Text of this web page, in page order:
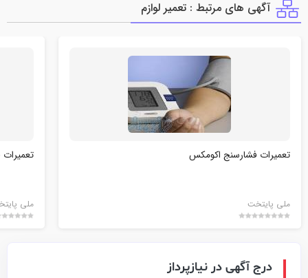
آگهی های مرتبط : تعمير لوازم
تعمیرات فشارسنج اکومکس
ملی پایتخت ملی
درج آگهی در نیازپرداز